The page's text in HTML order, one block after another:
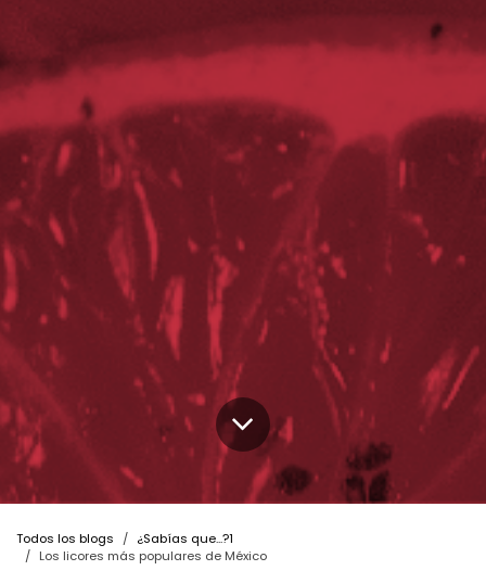
Todos los blogs
¿Sabías que...?1
Los licores más populares de México